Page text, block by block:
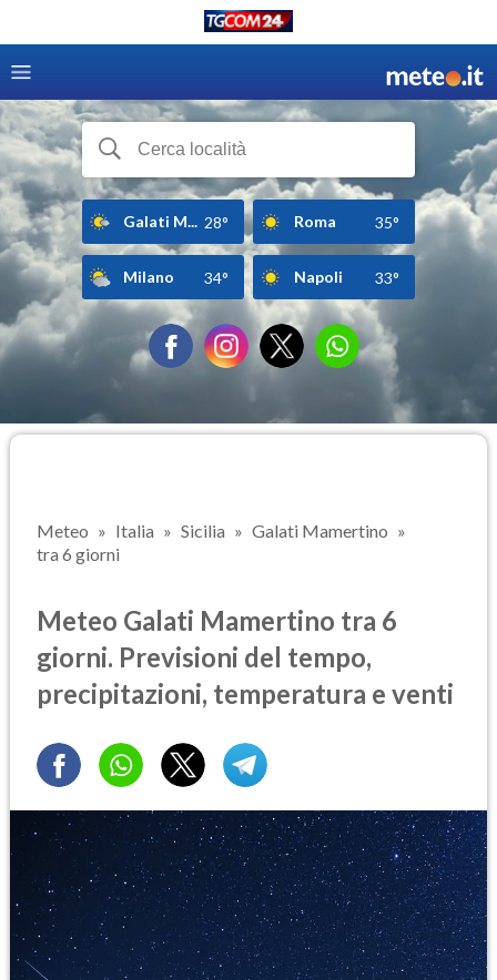
Galati M... 28° Roma 35°
Milano 34° Napoli 33°
Meteo Italia Sicilia
Galati Mamertino
tra 6 giorni
Meteo Galati Mamertino tra 6
giorni. Previsioni del tempo,
precipitazioni, temperatura e venti